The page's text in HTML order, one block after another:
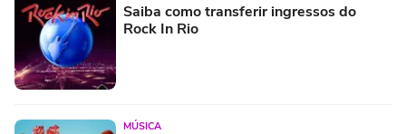
Saiba como transferir ingressos do
Rock In Rio
MÚSICA